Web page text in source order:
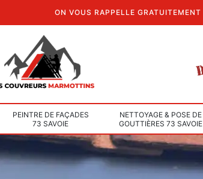
ON VOUS RAPPELLE GRATUITEMENT
PEINTRE DE FAÇADES
73 SAVOIE
NETTOYAGE & POSE DE
GOUTTIÈRES 73 SAVOIE